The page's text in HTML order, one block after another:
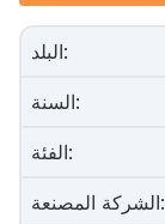
البلد:
السنة:
الفئة:
الشركة المصنعة: